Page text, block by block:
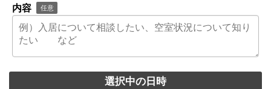
内容 任意
選択中の日時